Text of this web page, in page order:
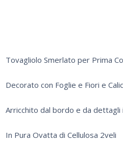
Tovagliolo Smerlato per Prima
Decorato con Foglie e Fiori e
Arricchito dal bordo e da dettagli
In Pura Ovatta di Cellulosa 2veli